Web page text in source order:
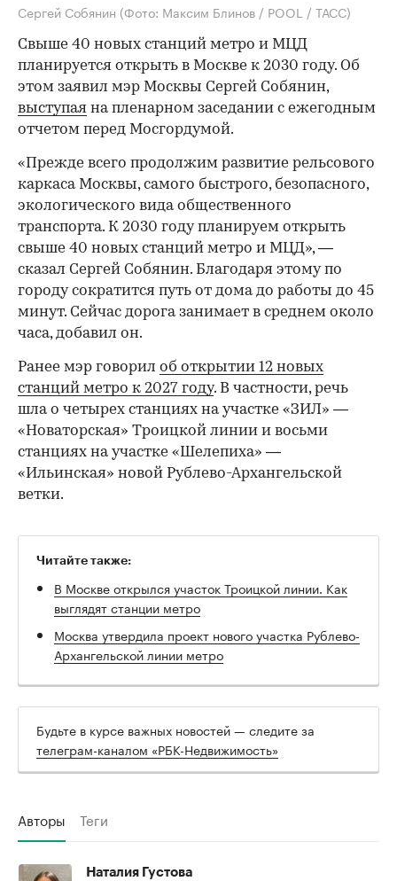
Сергей Собянин (Фото: Максим Блинов / POOL / ТАСС)
Свыше 40 новых станций метро и МЦД
планируется открыть в Москве к 2030 году. Об
этом заявил мэр Москвы Сергей Собянин,
выступая на пленарном заседании с ежегодным
отчетом перед Мосгордумой.
«Прежде всего продолжим развитие рельсового
каркаса Москвы, самого быстрого, безопасного,
экологического вида общественного
транспорта. К 2030 году планируем открыть
свыше 40 новых станций метро и МЦД», —
сказал Сергей Собянин. Благодаря этому по
городу сократится путь от дома до работы до 45
минут. Сейчас дорога занимает в среднем около
часа, добавил он.
Ранее мэр говорил об открытии 12 новых
станций метро к 2027 году. В частности, речь
шла о четырех станциях на участке «ЗИЛ» —
«Новаторская» Троицкой линии и восьми
станциях на участке «Шелепиха» —
«Ильинская» новой Рублево-Архангельской
ветки.
Читайте также:
В Москве открылся участок Троицкой линии. Как
выглядят станции метро
Москва утвердила проект нового участка Рублево-
Архангельской линии метро
Будьте в курсе важных новостей — следите за
телеграм-каналом «РБК-Недвижимость»
Авторы Теги
Наталия Густова